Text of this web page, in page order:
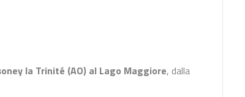
la Trinité (AO) al Lago Maggiore, dalla